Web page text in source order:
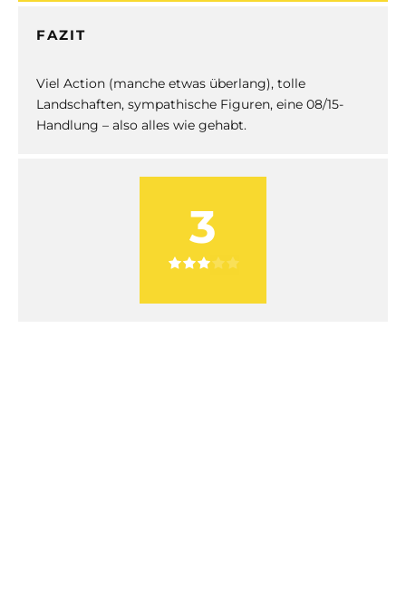
FAZIT
Viel Action (manche etwas überlang), tolle
Landschaften, sympathische Figuren, eine 08/15-
Handlung – also alles wie gehabt.
3